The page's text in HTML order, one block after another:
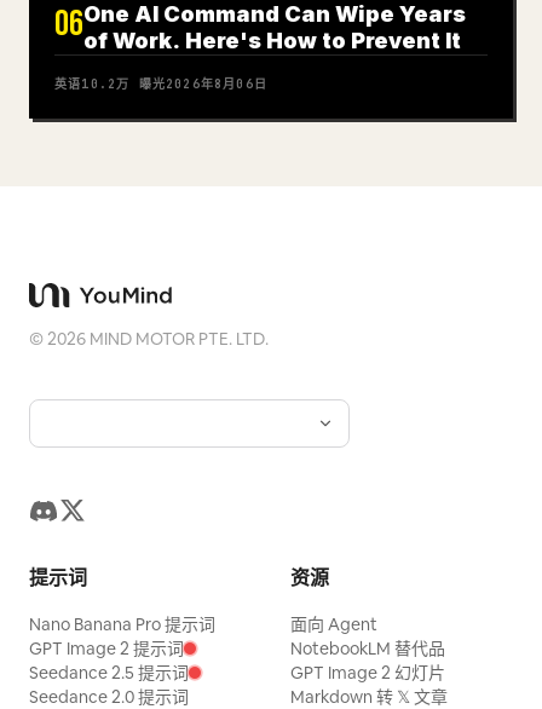
06One AI Command Can Wipe Years
of Work. Here's How to Prevent It
英语10.2万 曝光2026年8月06日
©2026 MIND MOTOR PTE. LTD.
提示词
Nano Banana Pro 提示词
GPT Image 2 提示词
Seedance 2.5 提示词
Seedance 2.0 提示词
资源
面向 Agent
NotebookLM 替代品
GPT Image 2 幻灯片
Markdown 转 𝕏 文章